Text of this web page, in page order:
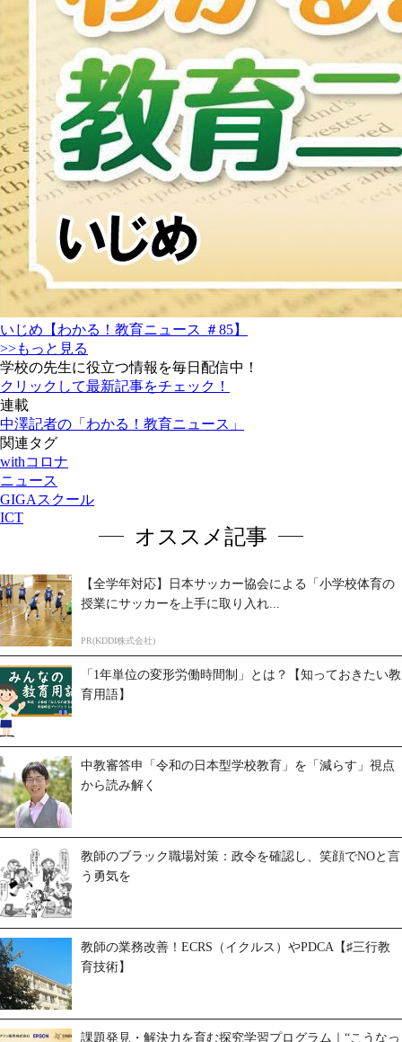
いじめ【わかる！教育ニュース ＃85】
>>もっと見る
学校の先生に役立つ情報を毎日配信中！
クリックして最新記事をチェック！
連載
中澤記者の「わかる！教育ニュース」
関連タグ
withコロナ
ニュース
GIGAスクール
ICT
オススメ記事
【全学年対応】日本サッカー協会による「小学校体育の
授業にサッカーを上手に取り入れ...
PR(KDDI株式会社)
「1年単位の変形労働時間制」とは？【知っておきたい教
育用語】
中教審答申「令和の日本型学校教育」を「減らす」視点
から読み解く
教師のブラック職場対策：政令を確認し、笑顔でNOと言
う勇気を
教師の業務改善！ECRS（イクルス）やPDCA【♯三行教
育技術】
課題発見・解決力を育む探究学習プログラム｜“こうなっ